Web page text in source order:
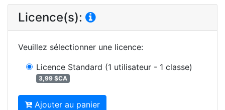
Licence(s):
Veuillez sélectionner une licence:
Licence Standard (1 utilisateur - 1 classe)
3,99 $CA
Ajouter au panier